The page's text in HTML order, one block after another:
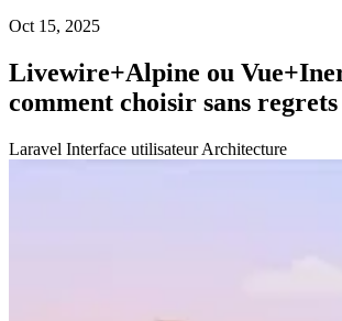
Oct 15, 2025
Livewire+Alpine ou
comment choisir sans regrets
Laravel Interface utilisateurArchitecture